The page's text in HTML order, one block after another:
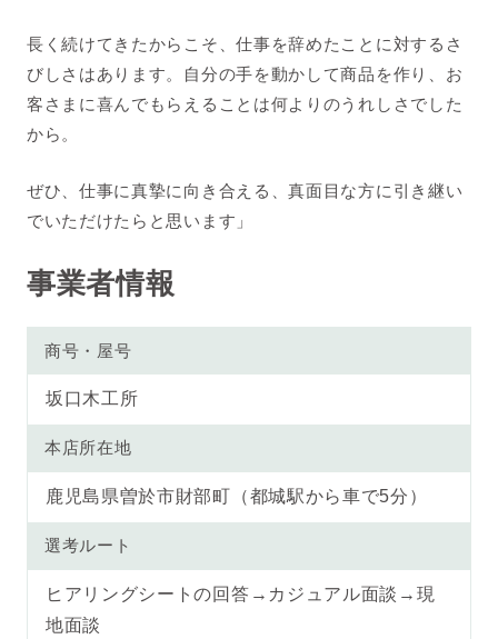
長く続けてきたからこそ、仕事を辞めたことに対するさ
びしさはあります。自分の手を動かして商品を作り、お
客さまに喜んでもらえることは何よりのうれしさでした
から。
ぜひ、仕事に真摯に向き合える、真面目な方に引き継い
でいただけたらと思います」
事業者情報
商号・屋号
坂口木工所
本店所在地
鹿児島県曽於市財部町（都城駅から車で5分）
選考ルート
ヒアリングシートの回答→カジュアル面談→現
地面談